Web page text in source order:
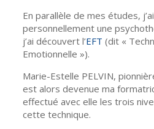
En parallèle de mes études,
personnellement une
j’ai découvert l’EFT (dit «
Emotionnelle »).
Marie-Estelle PELVIN,
est alors devenue ma
effectué avec elle les trois
cette technique.